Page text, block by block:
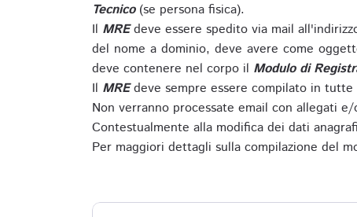
Tecnico(se persona fisica).
Il MREdeve essere spedito via mail
del nome a dominio, deve avere come
deve contenere nel corpo il Modulo di
Il MREdeve sempre essere compilato in
Non verranno processate email con allegati
Contestualmente alla modifica dei dati
Per maggiori dettagli sulla compilazione del